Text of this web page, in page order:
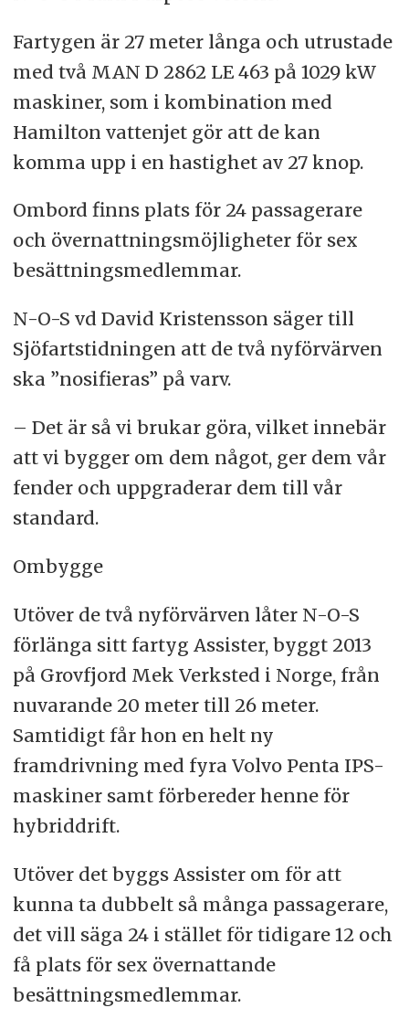
Fartygen är 27 meter långa och utrustade
med två MAN D 2862 LE 463 på 1029 kW
maskiner, som i kombination med
Hamilton vattenjet gör att de kan
komma upp i en hastighet av 27 knop.
Ombord finns plats för 24 passagerare
och övernattningsmöjligheter för sex
besättningsmedlemmar.
N-O-S vd David Kristensson säger till
Sjöfartstidningen att de två nyförvärven
ska ”nosifieras” på varv.
– Det är så vi brukar göra, vilket innebär
att vi bygger om dem något, ger dem vår
fender och uppgraderar dem till vår
standard.
Ombygge
Utöver de två nyförvärven låter N-O-S
förlänga sitt fartyg Assister, byggt 2013
på Grovfjord Mek Verksted i Norge, från
nuvarande 20 meter till 26 meter.
Samtidigt får hon en helt ny
framdrivning med fyra Volvo Penta IPS-
maskiner samt förbereder henne för
hybriddrift.
Utöver det byggs Assister om för att
kunna ta dubbelt så många passagerare,
det vill säga 24 i stället för tidigare 12 och
få plats för sex övernattande
besättningsmedlemmar.